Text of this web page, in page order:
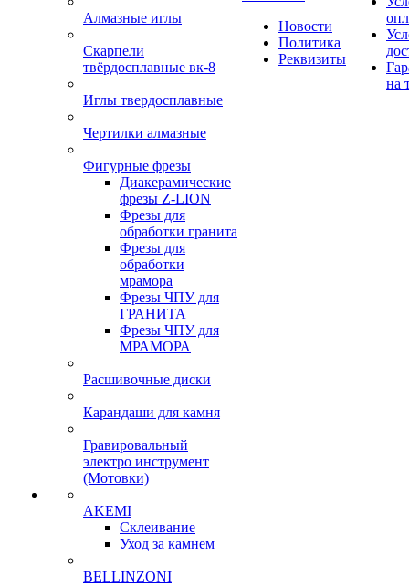
Алмазные иглы
Скарпели
твёрдосплавные вк-8
Иглы твердосплавные
Чертилки алмазные
Фигурные фрезы
Диакерамические
фрезы Z-LION
Фрезы для
обработки гранита
Фрезы для
обработки
мрамора
Фрезы ЧПУ для
ГРАНИТА
Фрезы ЧПУ для
МРАМОРА
Расшивочные диски
Карандаши для камня
Гравировальный
электро инструмент
(Мотовки)
AKEMI
Склеивание
Уход за камнем
BELLINZONI
Новости
Политика
Реквизиты
на